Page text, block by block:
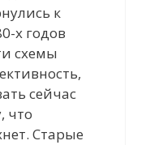
к
х годов
схемы
сейчас
что
Старые